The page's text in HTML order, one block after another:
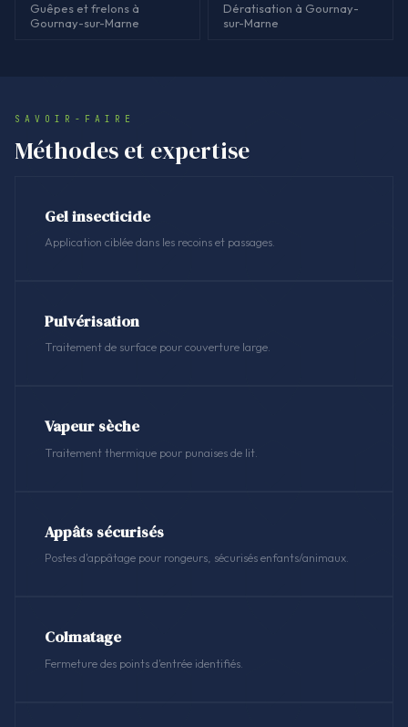
Guêpes et frelons à
Gournay-sur-Marne
Dératisation à Gournay-
sur-Marne
SAVOIR-FAIRE
Méthodes et expertise
Gel insecticide
Application ciblée dans les recoins et passages.
Pulvérisation
Traitement de surface pour couverture large.
Vapeur sèche
Traitement thermique pour punaises de lit.
Appâts sécurisés
Postes d'appâtage pour rongeurs, sécurisés enfants/animaux.
Colmatage
Fermeture des points d'entrée identifiés.